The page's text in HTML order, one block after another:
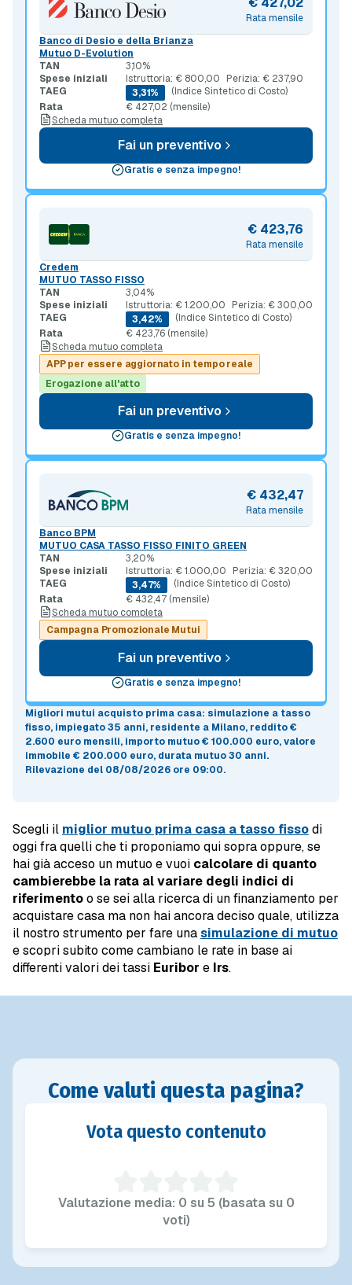
Rata mensile
Banco di Desio e della Brianza
Mutuo D-Evolution
TAN
3,10%
Spese iniziali
Istruttoria: € 800,00
Perizia: € 237,90
TAEG
3,31%
(Indice Sintetico di Costo)
Rata
€ 427,02 (mensile)
Scheda mutuo completa
Fai un preventivo
Gratis e senza impegno!
Rata mensile
€ 423,76
Credem
MUTUO TASSO FISSO
TAN
3,04%
Spese iniziali
Istruttoria: € 1.200,00
Perizia: € 300,00
TAEG
3,42%
(Indice Sintetico di Costo)
Rata
€ 423,76 (mensile)
Scheda mutuo completa
APP per essere aggiornato in tempo reale
Erogazione all'atto
Fai un preventivo
Gratis e senza impegno!
Rata mensile
€ 432,47
Banco BPM
MUTUO CASA TASSO FISSO FINITO GREEN
TAN
3,20%
Spese iniziali
Istruttoria: € 1.000,00
Perizia: € 320,00
TAEG
3,47%
(Indice Sintetico di Costo)
Rata
€ 432,47 (mensile)
Scheda mutuo completa
Campagna Promozionale Mutui
Fai un preventivo
Gratis e senza impegno!
Migliori mutui acquisto prima casa: simulazione a tasso
fisso, impiegato 35 anni, residente a Milano, reddito €
2.600 euro mensili, importo mutuo€ 100.000 euro, valore
immobile € 200.000 euro, durata mutuo30 anni.
Rilevazione del 08/08/2026 ore 09:00.
Scegli il miglior mutuo prima casa a tasso fissodi
oggi fra quelli che ti proponiamo qui sopra oppure, se
hai già acceso un mutuo e vuoi calcolare di quanto
cambierebbe la rata al variare degli indici di
riferimentoo se sei alla ricerca di un finanziamento per
acquistare casa ma non hai ancora deciso quale, utilizza
il nostro strumento per fare unasimulazione di mutuo
e scopri subito come cambiano le rate in base ai
differenti valori dei tassi Euribor e Irs.
Come valuti questa pagina?
Vota questo contenuto
Valutazione media: 0 su 5 (basata su 0
voti)